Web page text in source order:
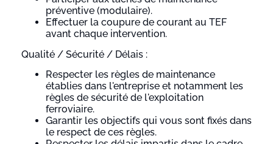
préventive (modulaire).
Effectuer la coupure de courant au TEF
avant chaque intervention.
Qualité / Sécurité / Délais :
Respecter les règles de maintenance
établies dans l'entreprise et notamment les
règles de sécurité de l'exploitation
ferroviaire.
Garantir les objectifs qui vous sont fixés dans
le respect de ces règles.